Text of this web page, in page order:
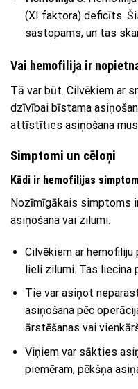
(XI faktora) deficīts.
sastopams, un tas
Vai hemofilija ir
Tā var būt. Cilvēkiem ar
dzīvībai bīstama
attīstīties asiņošana
Simptomi un cēloņi
Kādi ir hemofilijas
Nozīmīgākais simptoms
asiņošana vai zilumi.
Cilvēkiem ar
lieli zilumi. Tas liecina
Tie var asiņot
asiņošana pēc
ārstēšanas vai
Viņiem var sākties
piemēram, pēkšņa